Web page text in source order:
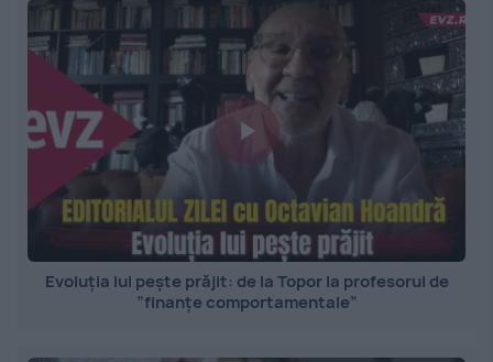
Evoluția lui pește prăjit: de la Topor la profesorul de
”finanțe comportamentale”